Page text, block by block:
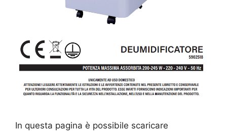
In questa pagina è possibile scaricare